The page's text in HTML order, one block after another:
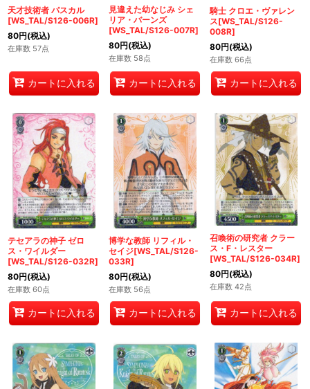
天才技術者 パスカル
[WS_TAL/S126-006R]
80円(税込)
在庫数 57点
カートに入れる
見違えた幼なじみ シェ
リア・バーンズ
[WS_TAL/S126-007R]
80円(税込)
在庫数 58点
カートに入れる
騎士 クロエ・ヴァレン
ス[WS_TAL/S126-
008R]
80円(税込)
在庫数 66点
カートに入れる
テセアラの神子 ゼロ
ス・ワイルダー
[WS_TAL/S126-032R]
80円(税込)
在庫数 60点
カートに入れる
博学な教師 リフィル・
セイジ[WS_TAL/S126-
033R]
80円(税込)
在庫数 56点
カートに入れる
召喚術の研究者 クラー
ス・F・レスター
[WS_TAL/S126-034R]
80円(税込)
在庫数 42点
カートに入れる